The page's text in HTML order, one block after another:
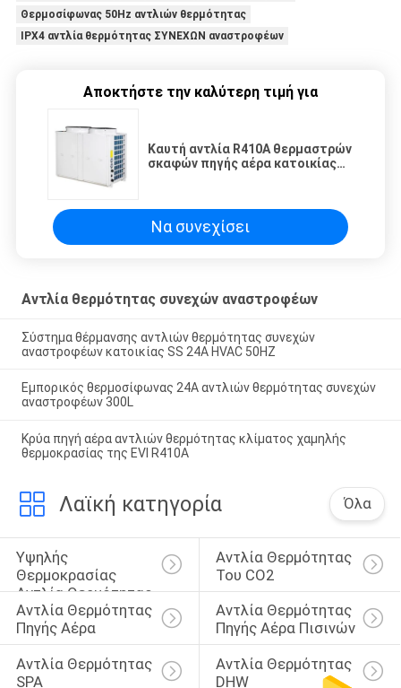
Θερμοσίφωνας 50Hz αντλιών θερμότητας
IPX4 αντλία θερμότητας ΣΥΝΕΧΩΝ αναστροφέων
Αποκτήστε την καλύτερη τιμή για
Καυτή αντλία R410A θερμαστρών
σκαφών πηγής αέρα κατοικίας
Να συνεχίσει
Αντλία θερμότητας συνεχών αναστροφέων
Σύστημα θέρμανσης αντλιών θερμότητας συνεχών
αναστροφέων κατοικίας SS 24A HVAC 50HZ
Εμπορικός θερμοσίφωνας 24A αντλιών θερμότητας συνεχών
αναστροφέων 300L
Κρύα πηγή αέρα αντλιών θερμότητας κλίματος χαμηλής
θερμοκρασίας της EVI R410A
Λαϊκή κατηγορία Όλα
Υψηλής
Θερμοκρασίας
Αντλία Θερμότητας
Αντλία Θερμότητας
Του CO2
Αντλία Θερμότητας
Πηγής Αέρα
Αντλία Θερμότητας
Πηγής Αέρα Πισινών
Αντλία Θερμότητας
SPA
Αντλία Θερμότητας
DHW